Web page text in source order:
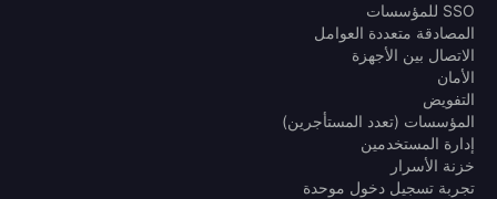
SSO للمؤسسات
المصادقة متعددة العوامل
الاتصال بين الأجهزة
الأمان
التفويض
المؤسسات (تعدد المستأجرين)
إدارة المستخدمين
خزنة الأسرار
تجربة تسجيل دخول موحدة